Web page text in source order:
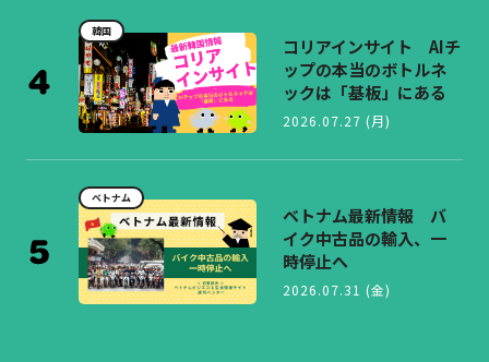
韓国
コリアインサイト AIチ
ップの本当のボトルネ
ックは「基板」にある
2026.07.27 (月)
ベトナム
ベトナム最新情報 バ
イク中古品の輸入、一
時停止へ
2026.07.31 (金)